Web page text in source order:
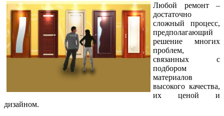
Любой ремонт –
достаточно
сложный процесс,
предполагающий
решение многих
проблем,
связанных с
подбором
материалов
высокого качества,
их ценой и
дизайном.